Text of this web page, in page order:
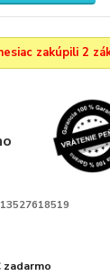
zakúpili 2
13527618519
zadarmo